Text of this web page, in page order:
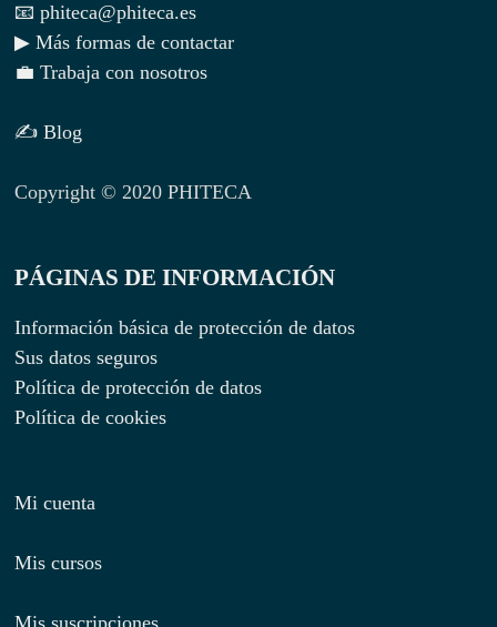
📧 phiteca@phiteca.es
▶ Más formas de contactar
💼 Trabaja con nosotros
✍ Blog
Copyright © 2020 PHITECA
PÁGINAS DE INFORMACIÓN
Información básica de protección de datos
Sus datos seguros
Política de protección de datos
Política de cookies
Mi cuenta
Mis cursos
Mis suscripciones